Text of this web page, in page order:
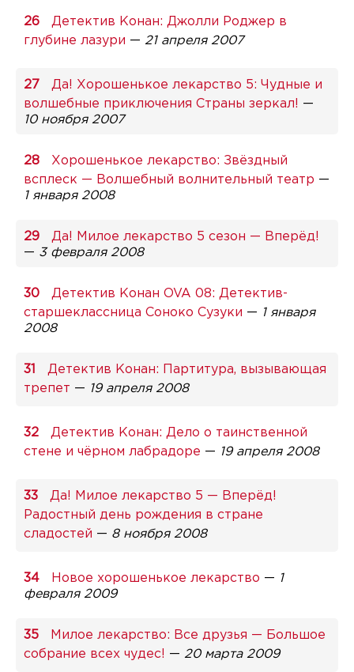
Детектив Конан: Джолли Роджер в
глубине лазури — 21 апреля 2007
Да! Хорошенькое лекарство 5: Чудные и
волшебные приключения Страны зеркал! —
10 ноября 2007
Хорошенькое лекарство: Звёздный
всплеск — Волшебный волнительный театр —
1 января 2008
Да! Милое лекарство 5 сезон — Вперёд!
— 3 февраля 2008
Детектив Конан OVA 08: Детектив-
старшеклассница Соноко Сузуки — 1 января
2008
Детектив Конан: Партитура, вызывающая
трепет — 19 апреля 2008
Детектив Конан: Дело о таинственной
стене и чёрном лабрадоре — 19 апреля 2008
Да! Милое лекарство 5 — Вперёд!
Радостный день рождения в стране
сладостей — 8 ноября 2008
Новое хорошенькое лекарство — 1
февраля 2009
Милое лекарство: Все друзья — Большое
собрание всех чудес! — 20 марта 2009